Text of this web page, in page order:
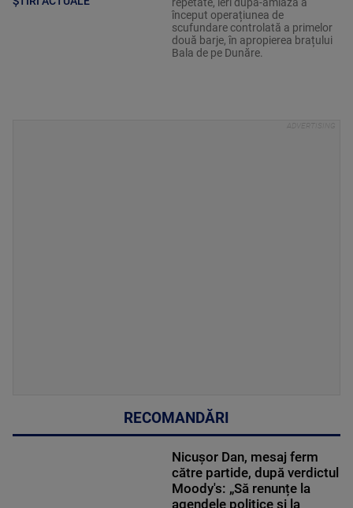
început operațiunea de
scufundare controlată a primelor
două barje, în apropierea brațului
Bala de pe Dunăre.
RECOMANDĂRI
Nicușor Dan, mesaj ferm
către partide, după verdictul
Moody's: „Să renunțe la
agendele politice şi la